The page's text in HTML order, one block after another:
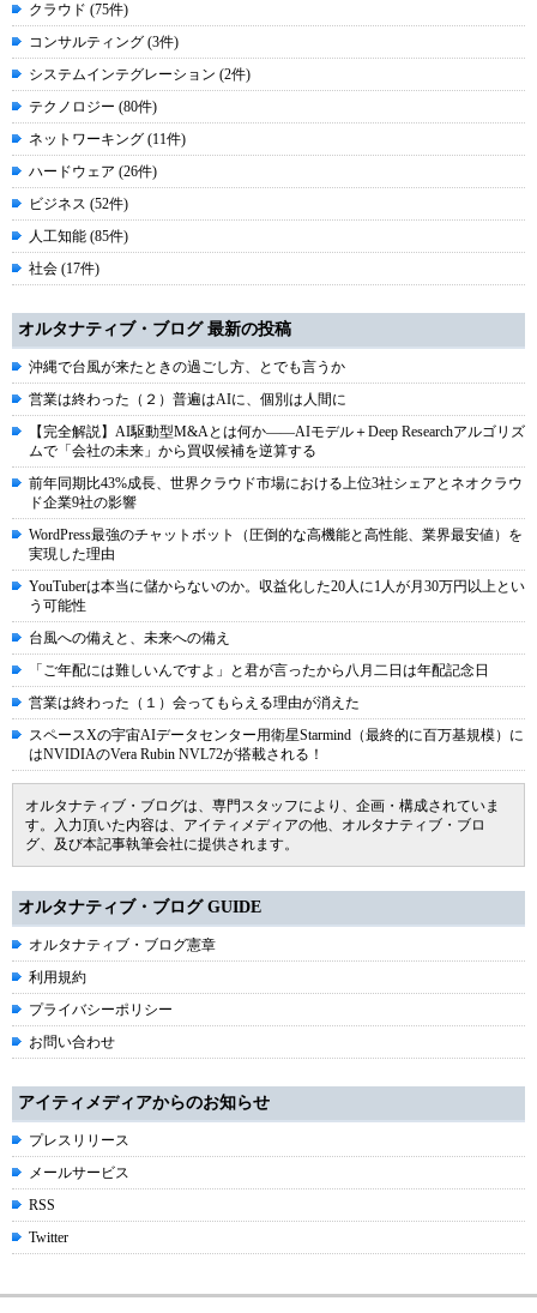
クラウド (75件)
コンサルティング (3件)
システムインテグレーション (2件)
テクノロジー (80件)
ネットワーキング (11件)
ハードウェア (26件)
ビジネス (52件)
人工知能 (85件)
社会 (17件)
オルタナティブ・ブログ 最新の投稿
沖縄で台風が来たときの過ごし方、とでも言うか
営業は終わった（２）普遍はAIに、個別は人間に
【完全解説】AI駆動型M&Aとは何か――AIモデル＋Deep Researchアルゴリズ
ムで「会社の未来」から買収候補を逆算する
前年同期比43%成長、世界クラウド市場における上位3社シェアとネオクラウ
ド企業9社の影響
WordPress最強のチャットボット（圧倒的な高機能と高性能、業界最安値）を
実現した理由
YouTuberは本当に儲からないのか。収益化した20人に1人が月30万円以上とい
う可能性
台風への備えと、未来への備え
「ご年配には難しいんですよ」と君が言ったから八月二日は年配記念日
営業は終わった（１）会ってもらえる理由が消えた
スペースXの宇宙AIデータセンター用衛星Starmind（最終的に百万基規模）に
はNVIDIAのVera Rubin NVL72が搭載される！
オルタナティブ・ブログは、専門スタッフにより、企画・構成されていま
す。入力頂いた内容は、アイティメディアの他、オルタナティブ・ブロ
グ、及び本記事執筆会社に提供されます。
オルタナティブ・ブログ GUIDE
オルタナティブ・ブログ憲章
利用規約
プライバシーポリシー
お問い合わせ
アイティメディアからのお知らせ
プレスリリース
メールサービス
RSS
Twitter